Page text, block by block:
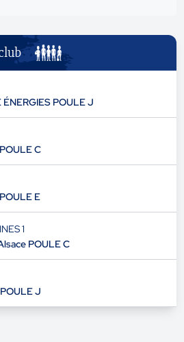
ÉNERGIES POULE J
C
E
1
POULE C
J